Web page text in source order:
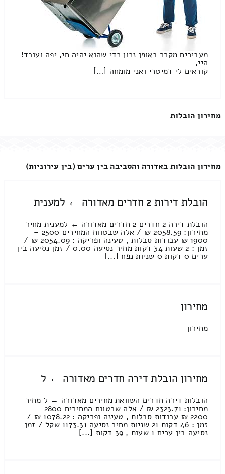
מעבירים מקרר באופן נכון כדי שהוא יהיה חי, יפה ועובד!
היי,
קוראים לי דמיטרי ואני מומחה […]
מחירון הובלות
מחירון הובלות באדורה והסביבה בין ערים (בין עירוניות)
הובלת דירות 2 חדרים מאדורה ← למענית
הובלת דירה 2 חדרים 2 חדרים מאדורה ← למענית מחיר
מחירון: 2058.59 ₪ / אלה שבטווח המחירים 2500 –
1900 ₪ עבודות סבלות , טעינה ופריקה : 2054.09 ₪ /
זמן : 2 שעות 34 דקות מחיר נסיעה 0.00 / זמן נסיעה בין
ערים 0 דקות 0 שניות נפח [...]
מחירון
מחירון
מחירון הובלת דירה חדרים מאדורה ← ל
הובלות דירה חדרים השוואת מחירים מאדורה ← ל מחיר
מחירון: 2323.71 ₪ / אלה שבטווח המחירים 2800 –
2200 ₪ עבודות סבלות , טעינה ופריקה : 1078.22 ₪ /
זמן : 46 דקות 21 שניות מחיר נסיעה 1173.31 שקל / זמן
נסיעה בין ערים 1 שעות , 39 דקות [...]